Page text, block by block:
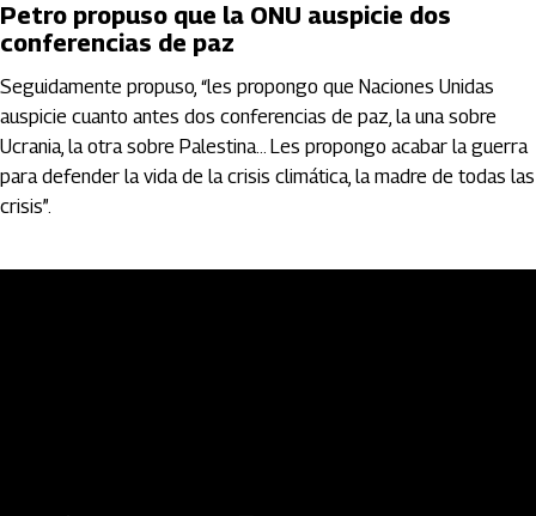
Petro propuso que la ONU auspicie dos
conferencias de paz
Seguidamente propuso, “les propongo que Naciones Unidas
auspicie cuanto antes dos conferencias de paz, la una sobre
Ucrania, la otra sobre Palestina… Les propongo acabar la guerra
para defender la vida de la crisis climática, la madre de todas las
crisis”.